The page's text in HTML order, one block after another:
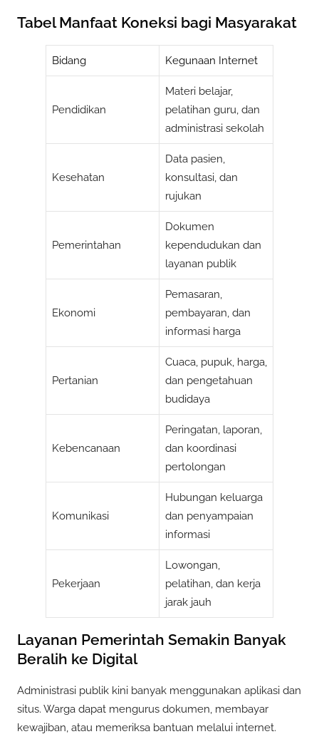
Tabel Manfaat Koneksi bagi Masyarakat
Bidang Kegunaan Internet
Pendidikan
Materi belajar,
pelatihan guru, dan
administrasi sekolah
Kesehatan
Data pasien,
konsultasi, dan
rujukan
Pemerintahan
Dokumen
kependudukan dan
layanan publik
Ekonomi
Pemasaran,
pembayaran, dan
informasi harga
Pertanian
Cuaca, pupuk, harga,
dan pengetahuan
budidaya
Kebencanaan
Peringatan, laporan,
dan koordinasi
pertolongan
Komunikasi
Hubungan keluarga
dan penyampaian
informasi
Pekerjaan
Lowongan,
pelatihan, dan kerja
jarak jauh
Layanan Pemerintah Semakin Banyak
Beralih ke Digital
Administrasi publik kini banyak menggunakan aplikasi dan
situs. Warga dapat mengurus dokumen, membayar
kewajiban, atau memeriksa bantuan melalui internet.